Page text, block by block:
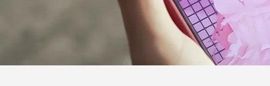
サポーターガイドライン